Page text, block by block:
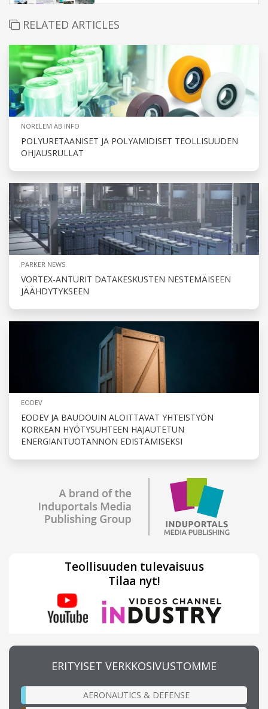
RELATED ARTICLES
NORELEM AB INFO
POLYURETAANISET JA POLYAMIDISET TEOLLISUUDEN
OHJAUSRULLAT
PARKER NEWS
VORTEX-ANTURIT DATAKESKUSTEN NESTEMÄISEEN
JÄÄHDYTYKSEEN
EODEV
EODEV JA BAUDOUIN ALOITTAVAT YHTEISTYÖN
KORKEAN HYÖTYSUHTEEN HAJAUTETUN
ENERGIANTUOTANNON EDISTÄMISEKSI
Teollisuuden tulevaisuus
Tilaa nyt!
ERITYISET VERKKOSIVUSTOMME
AERONAUTICS & DEFENSE